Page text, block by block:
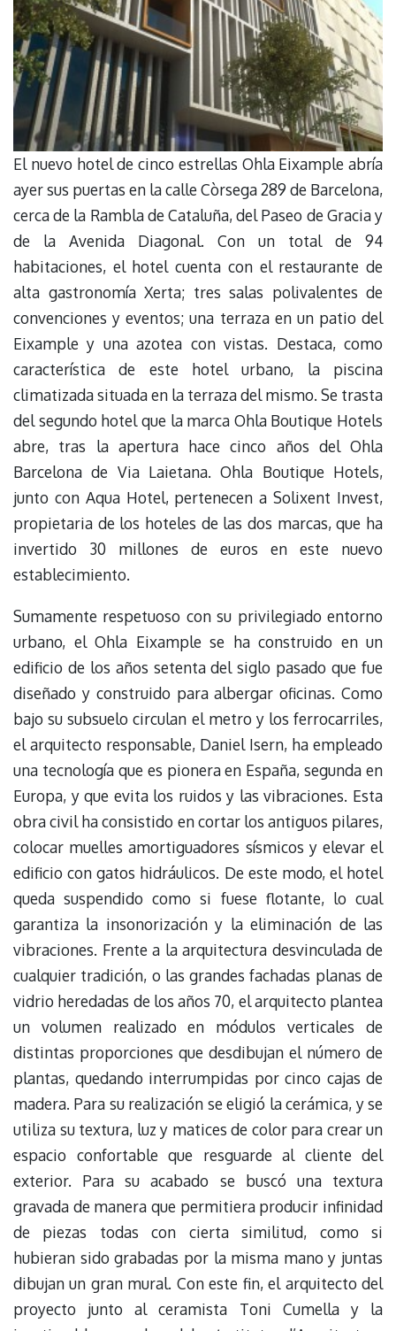
El nuevo hotel de cinco estrellas Ohla Eixample abría
ayer sus puertas en la calle Còrsega 289 de Barcelona,
cerca de la Rambla de Cataluña, del Paseo de Gracia y
de la Avenida Diagonal. Con un total de 94
habitaciones, el hotel cuenta con el restaurante de
alta gastronomía Xerta; tres salas polivalentes de
convenciones y eventos; una terraza en un patio del
Eixample y una azotea con vistas. Destaca, como
característica de este hotel urbano, la piscina
climatizada situada en la terraza del mismo. Se trasta
del segundo hotel que la marca Ohla Boutique Hotels
abre, tras la apertura hace cinco años del Ohla
Barcelona de Via Laietana. Ohla Boutique Hotels,
junto con Aqua Hotel, pertenecen a Solixent Invest,
propietaria de los hoteles de las dos marcas, que ha
invertido 30 millones de euros en este nuevo
establecimiento.
Sumamente respetuoso con su privilegiado entorno
urbano, el Ohla Eixample se ha construido en un
edificio de los años setenta del siglo pasado que fue
diseñado y construido para albergar oficinas. Como
bajo su subsuelo circulan el metro y los ferrocarriles,
el arquitecto responsable, Daniel Isern, ha empleado
una tecnología que es pionera en España, segunda en
Europa, y que evita los ruidos y las vibraciones. Esta
obra civil ha consistido en cortar los antiguos pilares,
colocar muelles amortiguadores sísmicos y elevar el
edificio con gatos hidráulicos. De este modo, el hotel
queda suspendido como si fuese flotante, lo cual
garantiza la insonorización y la eliminación de las
vibraciones. Frente a la arquitectura desvinculada de
cualquier tradición, o las grandes fachadas planas de
vidrio heredadas de los años 70, el arquitecto plantea
un volumen realizado en módulos verticales de
distintas proporciones que desdibujan el número de
plantas, quedando interrumpidas por cinco cajas de
madera. Para su realización se eligió la cerámica, y se
utiliza su textura, luz y matices de color para crear un
espacio confortable que resguarde al cliente del
exterior. Para su acabado se buscó una textura
gravada de manera que permitiera producir infinidad
de piezas todas con cierta similitud, como si
hubieran sido grabadas por la misma mano y juntas
dibujan un gran mural. Con este fin, el arquitecto del
proyecto junto al ceramista Toni Cumella y la